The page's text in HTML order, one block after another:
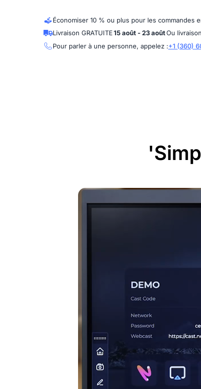
Économiser 10 % ou plus pour les commandes
Livraison GRATUITE15 août - 23 aoûtOu
Pour parler à une personne, appelez :+1 (360)